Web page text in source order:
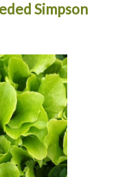
Simpson